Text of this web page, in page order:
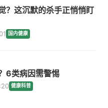
？这沉默的杀手正悄悄盯
国内健康
6类病因需警惕
健康科普